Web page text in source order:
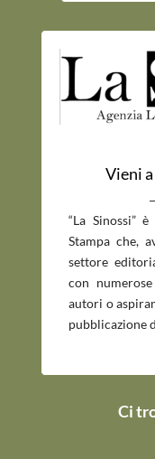
Vieni
“La Sinossi”
Stampa che,
settore
con
autori o
pubblicazione
Ci